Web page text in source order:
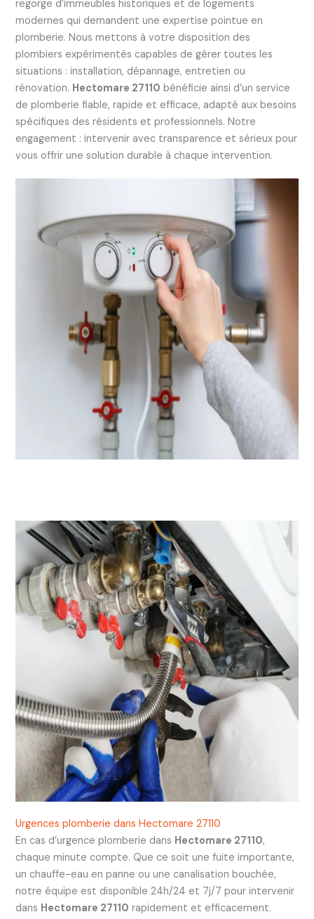
regorge d’immeubles historiques et de logements
modernes qui demandent une expertise pointue en
plomberie. Nous mettons à votre disposition des
plombiers expérimentés capables de gérer toutes les
situations : installation, dépannage, entretien ou
rénovation. Hectomare 27110 bénéficie ainsi d’un service
de plomberie fiable, rapide et efficace, adapté aux besoins
spécifiques des résidents et professionnels. Notre
engagement : intervenir avec transparence et sérieux pour
vous offrir une solution durable à chaque intervention.
Urgences plomberie dans Hectomare 27110
En cas d’urgence plomberie dans Hectomare 27110,
chaque minute compte. Que ce soit une fuite importante,
un chauffe-eau en panne ou une canalisation bouchée,
notre équipe est disponible 24h/24 et 7j/7 pour intervenir
dans Hectomare 27110 rapidement et efficacement.